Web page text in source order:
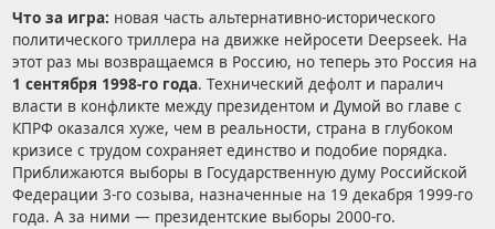
Что за игра: новая часть альтернативно-исторического
политического триллера на движке нейросети Deepseek. На
этот раз мы возвращаемся в Россию, но теперь это Россия на
1 сентября 1998-го года. Технический дефолт и паралич
власти в конфликте между президентом и Думой во главе с
КПРФ оказался хуже, чем в реальности, страна в глубоком
кризисе с трудом сохраняет единство и подобие порядка.
Приближаются выборы в Государственную думу Российской
Федерации 3-го созыва, назначенные на 19 декабря 1999-го
года. А за ними — президентские выборы 2000-го.